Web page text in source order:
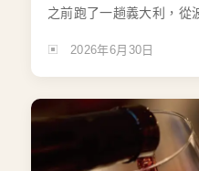
之前跑了一趟義大利，從
2026年6月30日